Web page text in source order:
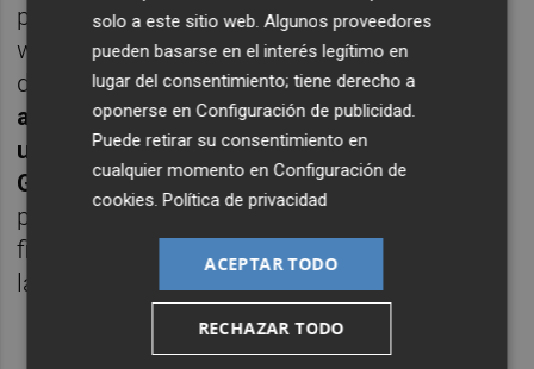
posición, de sufrir una pequeña caída en el
warm up y de que la carrera fuese a tan solo
diez vueltas tras una bandera roja,el piloto
andaluz consiguió entrar en el ‘top 10’ con
una novena posición final.Por su parte,
Geoffrey Emmanuel no pudo clasificarse
para la carrera definitiva del domingo tras
finalizar la carrera de repesca de la HETC en
la decimoquinta plaza.
solo a este sitio web. Algunos proveedores
pueden basarse en el interés legítimo en
lugar del consentimiento; tiene derecho a
oponerse enConfiguración de publicidad
Puede retirar su consentimiento en
cualquier momento enConfiguración de
cookies .Política de privacidad
ACEPTAR TODO
RECHAZAR TODO